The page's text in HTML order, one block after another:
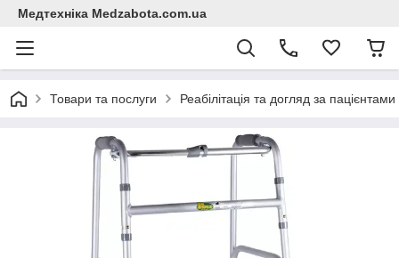
Медтехніка Medzabota.com.ua
Товари та послуги Реабілітація та догляд за пацієнтами